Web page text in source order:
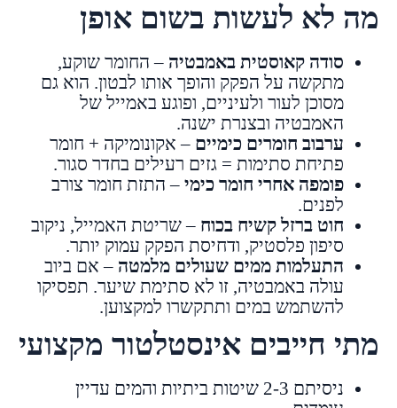
מה לא לעשות בשום אופן
סודה קאוסטית באמבטיה– החומר שוקע,
מתקשה על הפקק והופך אותו לבטון. הוא גם
מסוכן לעור ולעיניים, ופוגע באמייל של
האמבטיה ובצנרת ישנה.
ערבוב חומרים כימיים– אקונומיקה + חומר
פתיחת סתימות = גזים רעילים בחדר סגור.
פומפה אחרי חומר כימי– התזת חומר צורב
לפנים.
חוט ברזל קשיח בכוח– שריטת האמייל, ניקוב
סיפון פלסטיק, ודחיסת הפקק עמוק יותר.
התעלמות ממים שעולים מלמטה– אם ביוב
עולה באמבטיה, זו לא סתימת שיער. תפסיקו
להשתמש במים ותתקשרו למקצוען.
מתי חייבים אינסטלטור מקצועי
ניסיתם 2-3 שיטות ביתיות והמים עדיין